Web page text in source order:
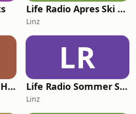
Life Radio Apres Ski Hits
Linz
Life Radio Hits von Hier
LR
Life Radio Sommer Songs
Linz